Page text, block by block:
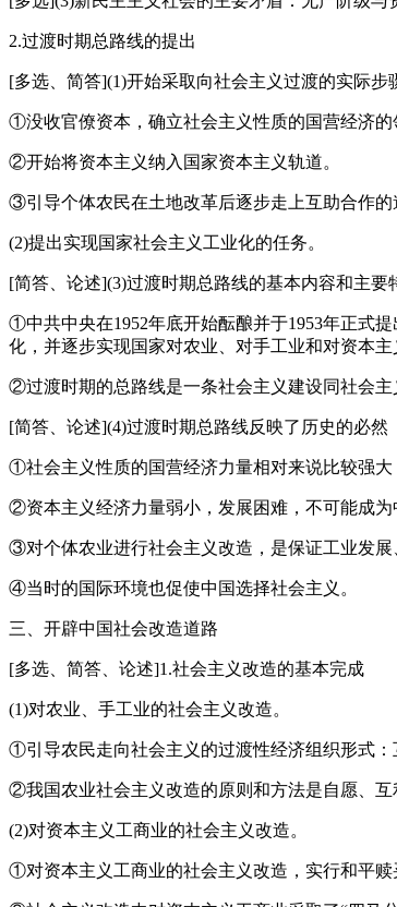
2.过渡时期总路线的提出
[多选、简答](1)开始采取向社会主义过渡的实际步
①没收官僚资本，确立社会主义性质的国营经济的
②开始将资本主义纳入国家资本主义轨道。
③引导个体农民在土地改革后逐步走上互助合作的
(2)提出实现国家社会主义工业化的任务。
[简答、论述](3)过渡时期总路线的基本内容和主要
①中共中央在1952年底开始酝酿并于1953年正式
化，并逐步实现国家对农业、对手工业和对资本主
②过渡时期的总路线是一条社会主义建设同社会主
[简答、论述](4)过渡时期总路线反映了历史的必然
①社会主义性质的国营经济力量相对来说比较强大
②资本主义经济力量弱小，发展困难，不可能成为
③对个体农业进行社会主义改造，是保证工业发展
④当时的国际环境也促使中国选择社会主义。
三、开辟中国社会改造道路
[多选、简答、论述]1.社会主义改造的基本完成
(1)对农业、手工业的社会主义改造。
①引导农民走向社会主义的过渡性经济组织形式：
②我国农业社会主义改造的原则和方法是自愿、互
(2)对资本主义工商业的社会主义改造。
①对资本主义工商业的社会主义改造，实行和平赎